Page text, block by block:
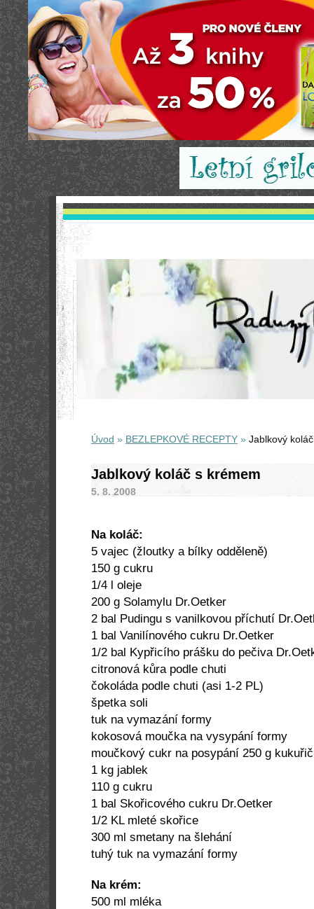
Úvod » BEZLEPKOVÉ RECEPTY » Jablkový
Jablkový koláč s krémem
5. 8. 2008
Na koláč:
5 vajec (žloutky a bílky odděleně)
150 g cukru
1/4 l oleje
200 g Solamylu Dr.Oetker
2 bal Pudingu s vanilkovou příchutí
1 bal Vanilínového cukru Dr.Oetker
1/2 bal Kypřicího prášku do pečiva
citronová kůra podle chuti
čokoláda podle chuti (asi 1-2 PL)
špetka soli
tuk na vymazání formy
kokosová moučka na vysypání formy
moučkový cukr na posypání 250 g
1 kg jablek
110 g cukru
1 bal Skořicového cukru Dr.Oetker
1/2 KL mleté skořice
300 ml smetany na šlehání
tuhý tuk na vymazání formy
Na krém:
500 ml mléka